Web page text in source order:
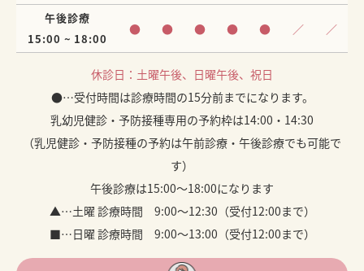
午後診療
15:00 ~ 18:00
● ● ● ● ● ／ ／
休診日：土曜午後、日曜午後、祝日
●…受付時間は診療時間の15分前までになります。
乳幼児健診・予防接種専用の予約枠は14:00・14:30
（乳児健診・予防接種の予約は午前診療・午後診療でも可能で
す）
午後診療は15:00～18:00になります
▲…土曜 診療時間 9:00～12:30（受付12:00まで）
■…日曜 診療時間 9:00～13:00（受付12:00まで）